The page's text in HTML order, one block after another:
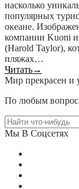
насколько
популярных
океане.
компании Kuoni
(Harold Taylor),
пляжах…
Читать→
Мир прекрасен и
По любым
Мы В Соцсетях